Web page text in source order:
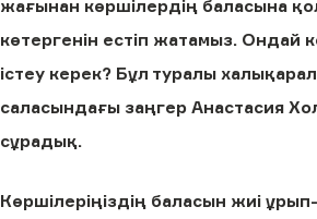
жағынан көршілердің баласына
көтергенін естіп жатамыз. Ондай
істеу керек? Бұл туралы
саласындағы заңгер Анастасия
сұрадық.
Көршілеріңіздің баласын жиі ұрып-